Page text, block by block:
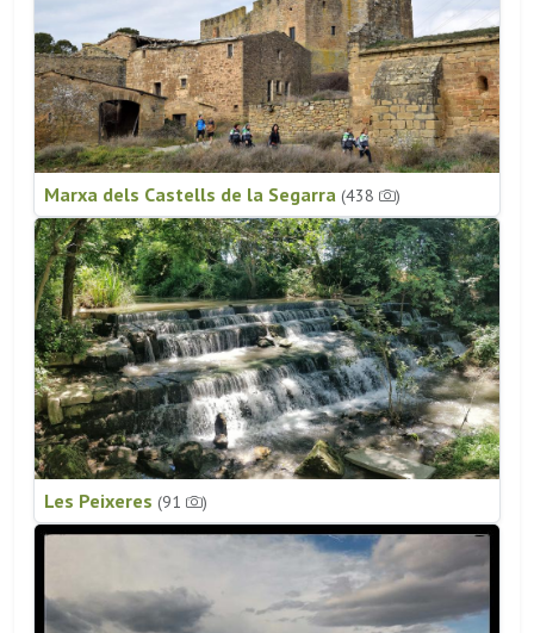
Marxa dels Castells de la Segarra (438 )
Les Peixeres (91 )